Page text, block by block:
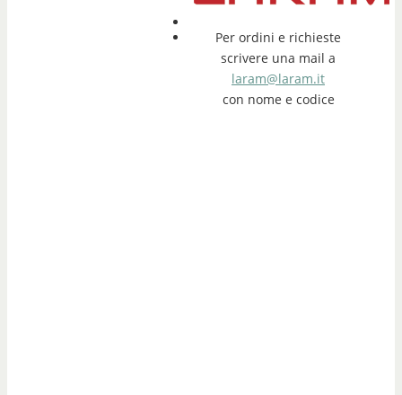
Per ordini e richieste
scrivere una mail a
laram@laram.it
con nome e codice